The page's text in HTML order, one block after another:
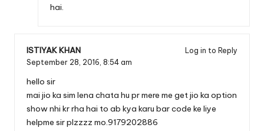
hai.
ISTIYAK KHAN
Log in to Reply
September 28, 2016, 8:54 am
hello sir
mai jio ka sim lena chata hu pr mere me get jio ka option
show nhi kr rha hai to ab kya karu bar code ke liye
helpme sir plzzzz mo.9179202886